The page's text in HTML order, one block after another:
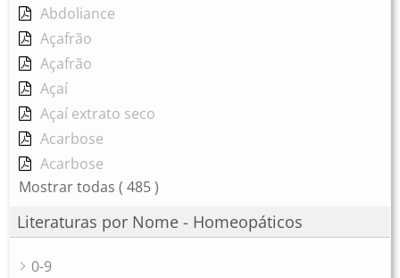
Abdoliance
Açafrão
Açafrão
Açaí
Açaí extrato seco
Acarbose
Acarbose
Mostrar todas ( 485 )
Literaturas por Nome - Homeopáticos
0-9